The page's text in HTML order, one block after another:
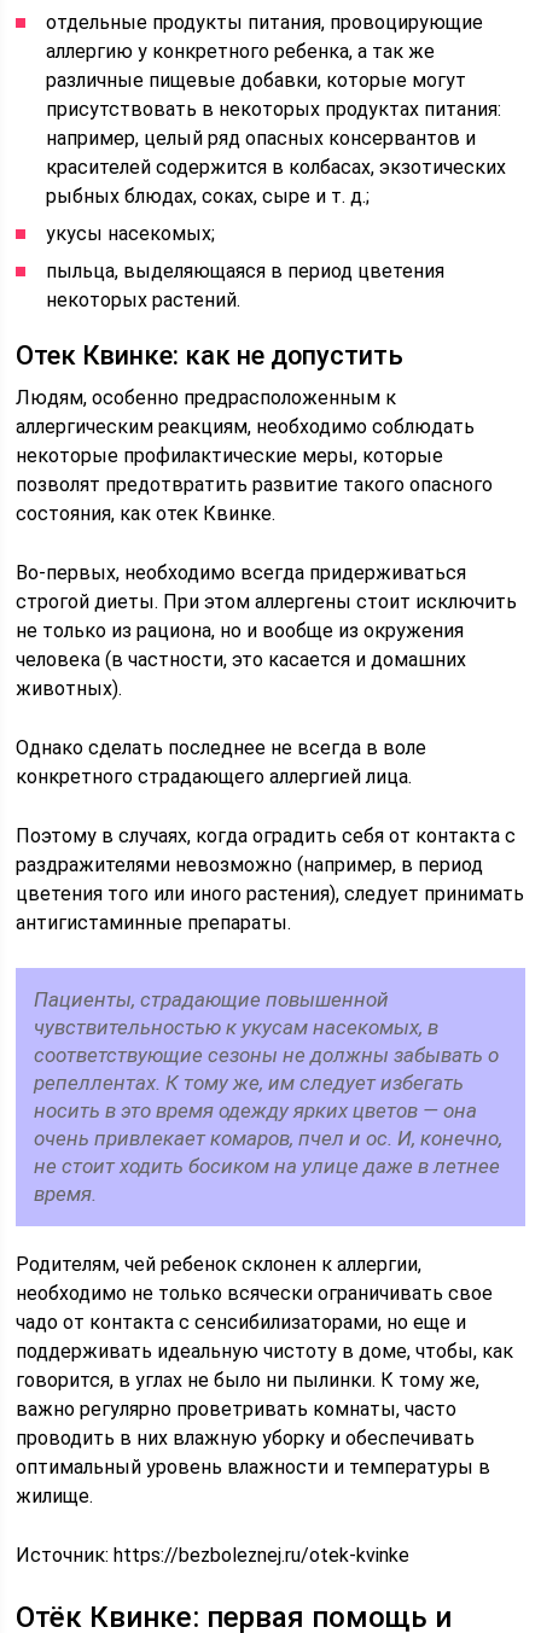
отдельные продукты питания, провоцирующие
аллергию у конкретного ребенка, а так же
различные пищевые добавки, которые могут
присутствовать в некоторых продуктах питания:
например, целый ряд опасных консервантов и
красителей содержится в колбасах, экзотических
рыбных блюдах, соках, сыре и т. д.;
укусы насекомых;
пыльца, выделяющаяся в период цветения
некоторых растений.
Отек Квинке: как не допустить
Людям, особенно предрасположенным к
аллергическим реакциям, необходимо соблюдать
некоторые профилактические меры, которые
позволят предотвратить развитие такого опасного
состояния, как отек Квинке.
Во-первых, необходимо всегда придерживаться
строгой диеты. При этом аллергены стоит исключить
не только из рациона, но и вообще из окружения
человека (в частности, это касается и домашних
животных).
Однако сделать последнее не всегда в воле
конкретного страдающего аллергией лица.
Поэтому в случаях, когда оградить себя от контакта с
раздражителями невозможно (например, в период
цветения того или иного растения), следует принимать
антигистаминные препараты.
Пациенты, страдающие повышенной
чувствительностью к укусам насекомых, в
соответствующие сезоны не должны забывать о
репеллентах. К тому же, им следует избегать
носить в это время одежду ярких цветов — она
очень привлекает комаров, пчел и ос. И, конечно,
не стоит ходить босиком на улице даже в летнее
время.
Родителям, чей ребенок склонен к аллергии,
необходимо не только всячески ограничивать свое
чадо от контакта с сенсибилизаторами, но еще и
поддерживать идеальную чистоту в доме, чтобы, как
говорится, в углах не было ни пылинки. К тому же,
важно регулярно проветривать комнаты, часто
проводить в них влажную уборку и обеспечивать
оптимальный уровень влажности и температуры в
жилище.
Источник:https://bezboleznej.ru/otek-kvinke
Отёк Квинке: первая помощь и